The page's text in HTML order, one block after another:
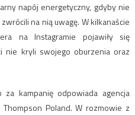
napój energetyczny, gdyby nie
na nią uwagę. W kilkanaście
na Instagramie pojawiły się
nie kryli swojego oburzenia oraz
za kampanię odpowiada agencja
Poland. W rozmowie z